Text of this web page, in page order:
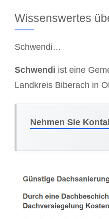
Wissenswertes
Schwendi…
Schwendi ist eine
Landkreis Biberach in
Nehmen Sie